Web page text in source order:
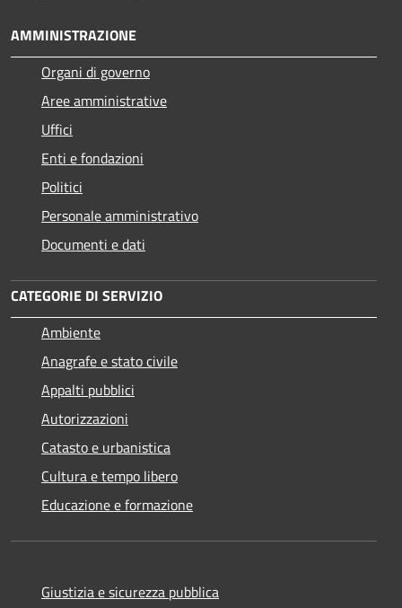
AMMINISTRAZIONE
Organi di governo
Aree amministrative
Uffici
Enti e fondazioni
Politici
Personale amministrativo
Documenti e dati
CATEGORIE DI SERVIZIO
Ambiente
Anagrafe e stato civile
Appalti pubblici
Autorizzazioni
Catasto e urbanistica
Cultura e tempo libero
Educazione e formazione
Giustizia e sicurezza pubblica